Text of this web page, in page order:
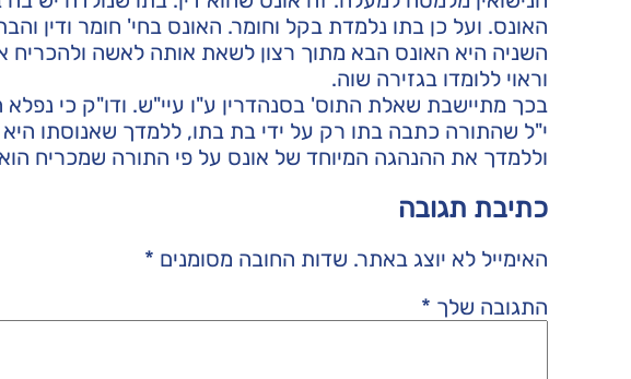
האונס. ועל כן בתו נלמדת בקל וחומר. האונס בחי' חומר ודין
השניה היא האונס הבא מתוך רצון לשאת אותה לאשה ולהכריח
וראוי ללומדו בגזירה שוה.
בכך מתיישבת שאלת התוס' בסנהדרין ע"ו עיי"ש. ודו"ק כי נפלא
י"ל שהתורה כתבה בתו רק על ידי בת בתו, ללמדך שאנוסתו
וללמדך את ההנהגה המיוחד של אונס על פי התורה שמכריח
כתיבת תגובה
האימייל לא יוצג באתר. שדות החובה מסומנים *
התגובה שלך *